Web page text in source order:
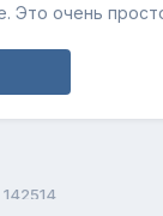
Это очень